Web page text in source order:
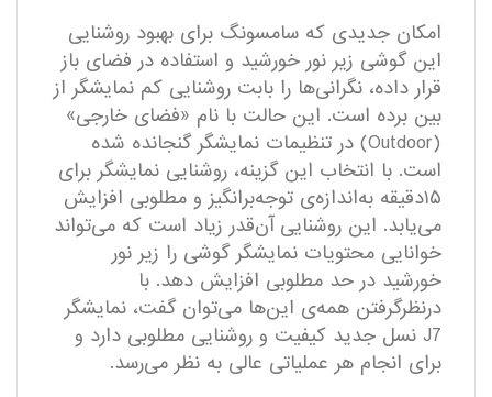
امکان جدیدی که سامسونگ برای بهبود روشنایی
این گوشی زیر نور خورشید و استفاده در فضای باز
قرار داده، نگرانی‌ها را بابت روشنایی کم نمایشگر از
بین برده است. این حالت با نام «فضای خارجی»
(Outdoor) در تنظیمات نمایشگر گنجانده‌ شده
است. با انتخاب این گزینه، روشنایی نمایشگر برای
۱۵دقیقه به‌اندازه‌ی ‌توجه‌برانگیز و مطلوبی افزایش
می‌یابد. این روشنایی آن‌قدر زیاد است که می‌تواند
خوانایی محتویات نمایشگر گوشی را زیر نور
خورشید در حد مطلوبی افزایش دهد. با
درنظرگرفتن همه‌ی این‌ها می‌توان گفت، نمایشگر
J7 نسل جدید کیفیت و روشنایی مطلوبی دارد و
برای انجام هر عملیاتی عالی به نظر می‌رسد.